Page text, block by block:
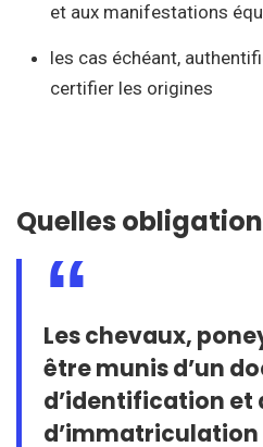
et aux manifestations
les cas échéant,
certifier les origines
Quelles
Les chevaux,
être munis d’un
d’identification et
d’immatriculation